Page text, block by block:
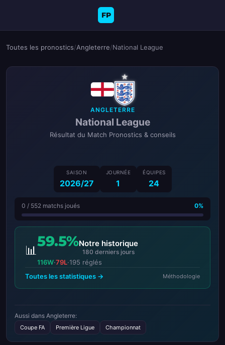
FP
Toutes les pronostics/Angleterre/National League
ANGLETERRE
National League
Résultat du Match Pronostics & conseils
SAISON
2026/27
JOURNÉE
1
ÉQUIPES
24
0 / 552 matchs joués 0%
📊
59.5%Notre historique
180 derniers jours
116W·79L·195 réglés
Toutes les statistiques →
Méthodologie
Aussi dans Angleterre:
Coupe FA Première Ligue Championnat